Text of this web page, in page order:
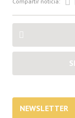
NEWSLETTER